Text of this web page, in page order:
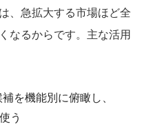
、急拡大する市場ほど全
なるからです。主な活用
を機能別に俯瞰し、
う